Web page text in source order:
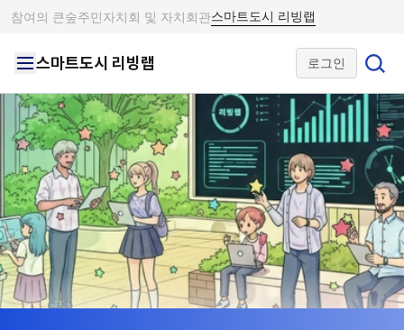
참여의 큰숲주민자치회 및 자치회관스마트도시 리빙랩
스마트도시 리빙랩 로그인